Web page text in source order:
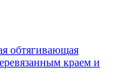
обтягивающая
краем и